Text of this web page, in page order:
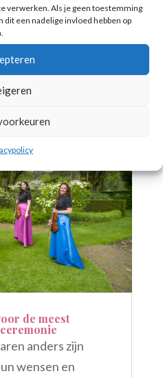
verwerken. Als je geen toestemming
een nadelige invloed hebben op
leuke eigen
ze...
de meest
anders zijn
wensen en